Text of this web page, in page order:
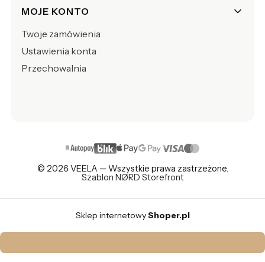
MOJE KONTO
Twoje zamówienia
Ustawienia konta
Przechowalnia
© 2026 VEELA — Wszystkie prawa zastrzeżone.
Szablon NØRD Storefront
Sklep internetowyShoper.pl